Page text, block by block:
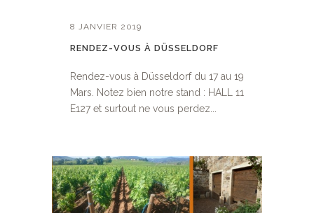
8 JANVIER 2019
RENDEZ-VOUS À DÜSSELDORF
Rendez-vous à Düsseldorf du 17 au 19
Mars. Notez bien notre stand : HALL 11
E127 et surtout ne vous perdez...